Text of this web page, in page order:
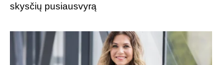
skysčių pusiausvyrą